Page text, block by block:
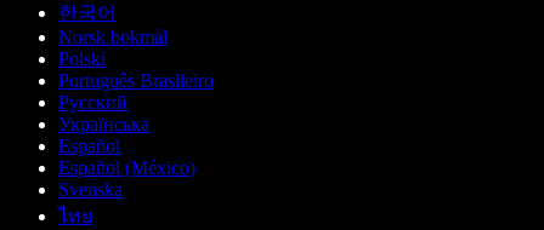
한국어
Norsk bokmål
Polski
Português Brasileiro
Русский
Українська
Español
Español (México)
Svenska
ไทย